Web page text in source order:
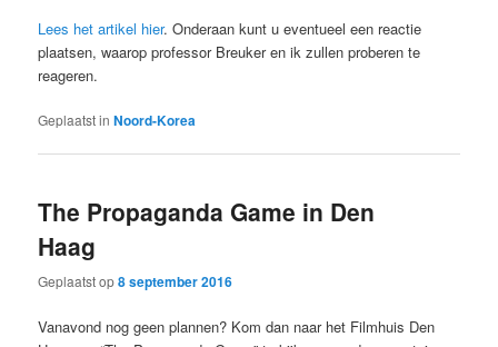
Lees het artikel hier. Onderaan kunt u eventueel een reactie
plaatsen, waarop professor Breuker en ik zullen proberen te
reageren.
Geplaatst in Noord-Korea
The Propaganda Game in Den
Haag
Geplaatst op8 september 2016
Vanavond nog geen plannen? Kom dan naar het Filmhuis Den